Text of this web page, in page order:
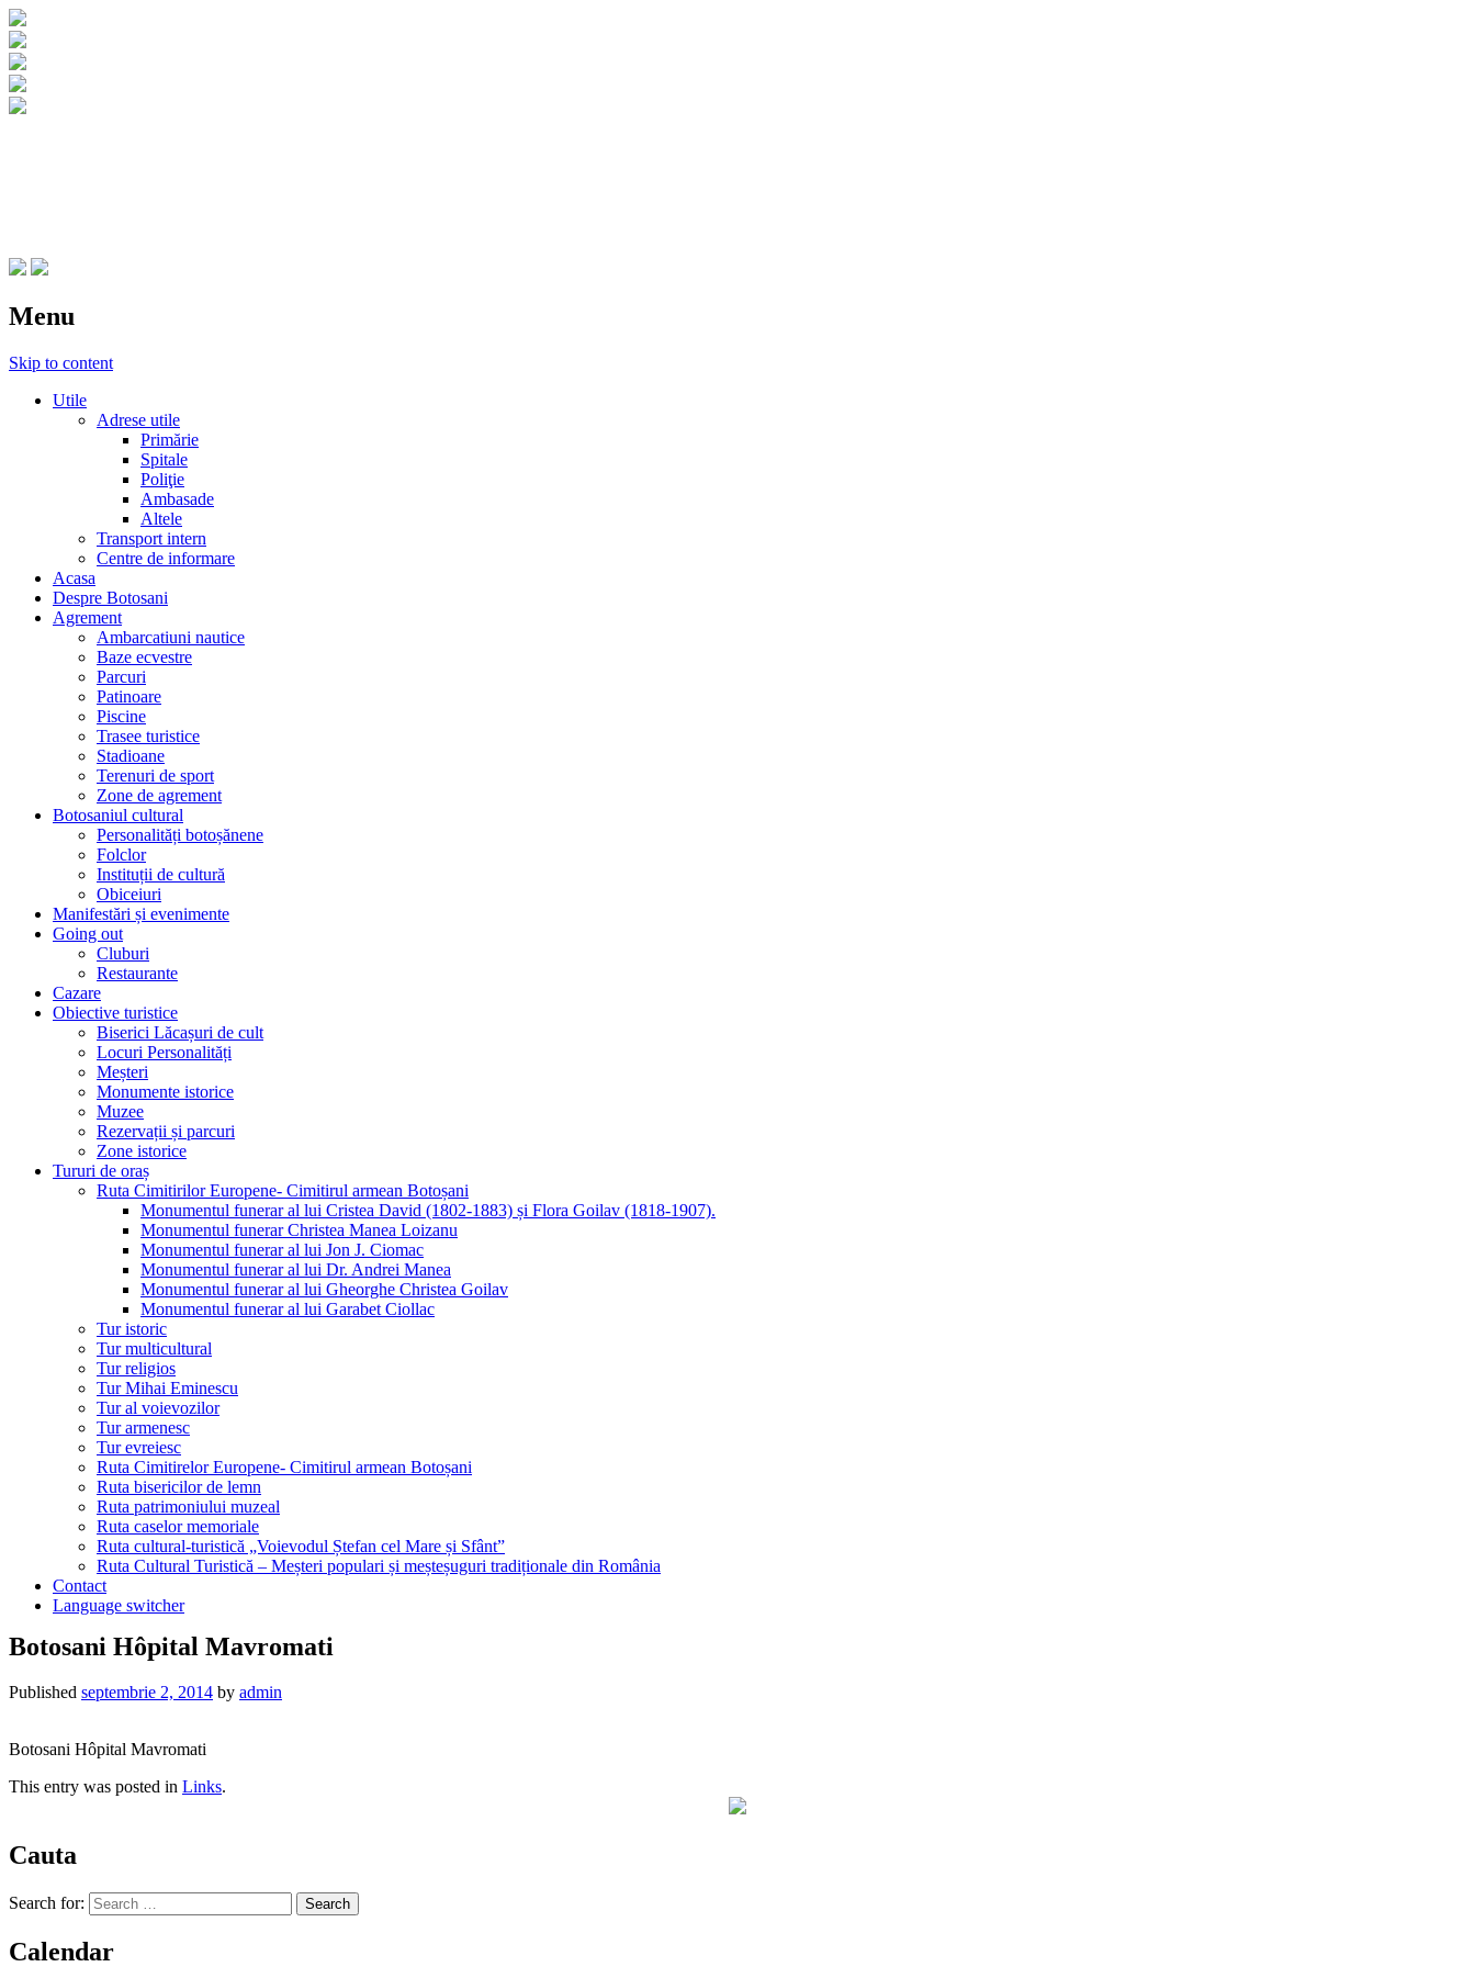
Menu
Skip to content
Utile
Adrese utile
Primărie
Spitale
Poliţie
Ambasade
Altele
Transport intern
Centre de informare
Acasa
Despre Botosani
Agrement
Ambarcatiuni nautice
Baze ecvestre
Parcuri
Patinoare
Piscine
Trasee turistice
Stadioane
Terenuri de sport
Zone de agrement
Botosaniul cultural
Personalități botoșănene
Folclor
Instituții de cultură
Obiceiuri
Manifestări și evenimente
Going out
Cluburi
Restaurante
Cazare
Obiective turistice
Biserici Lăcașuri de cult
Locuri Personalități
Meșteri
Monumente istorice
Muzee
Rezervații și parcuri
Zone istorice
Tururi de oraș
Ruta Cimitirilor Europene- Cimitirul armean Botoșani
Monumentul funerar al lui Cristea David (1802-1883) și Flora Goilav (1818-1907).
Monumentul funerar Christea Manea Loizanu
Monumentul funerar al lui Jon J. Ciomac
Monumentul funerar al lui Dr. Andrei Manea
Monumentul funerar al lui Gheorghe Christea Goilav
Monumentul funerar al lui Garabet Ciollac
Tur istoric
Tur multicultural
Tur religios
Tur Mihai Eminescu
Tur al voievozilor
Tur armenesc
Tur evreiesc
Ruta Cimitirelor Europene- Cimitirul armean Botoșani
Ruta bisericilor de lemn
Ruta patrimoniului muzeal
Ruta caselor memoriale
Ruta cultural-turistică „Voievodul Ștefan cel Mare și Sfânt”
Ruta Cultural Turistică – Meșteri populari și meșteșuguri tradiționale din România
Contact
Language switcher
Botosani Hôpital Mavromati
Published septembrie 2, 2014 by admin
Botosani Hôpital Mavromati
This entry was posted in Links.
Cauta
Search for:
Calendar